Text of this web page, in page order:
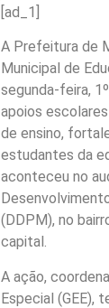
[ad_1]
A Prefeitura de
Municipal de
segunda-feira,
apoios
de ensino,
estudantes da
aconteceu no
(DDPM), no
capital.
A ação,
Especial (GEE),